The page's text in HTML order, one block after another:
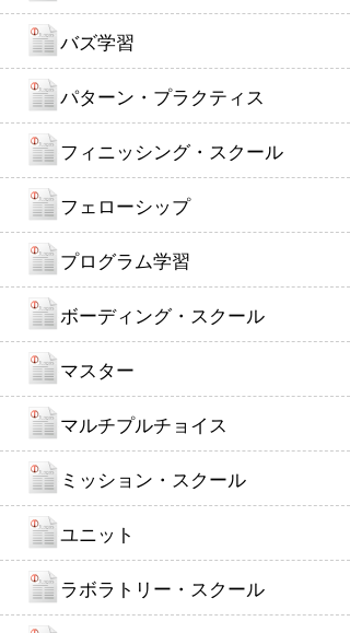
バズ学習
パターン・プラクティス
フィニッシング・スクール
フェローシップ
プログラム学習
ボーディング・スクール
マスター
マルチプルチョイス
ミッション・スクール
ユニット
ラボラトリー・スクール